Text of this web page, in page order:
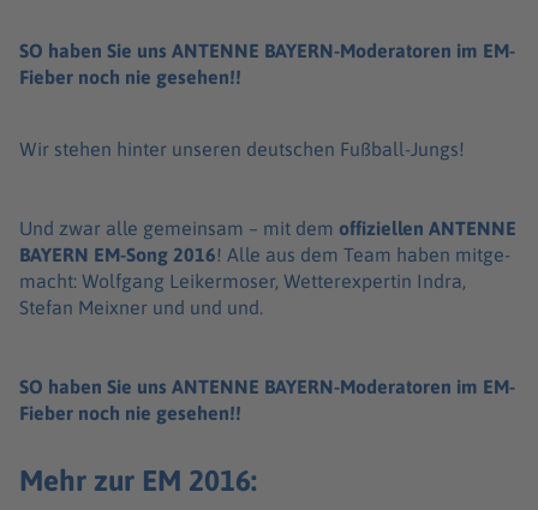
SO haben Sie uns ANTENNE BAYERN-Mode­ra­to­ren im EM-
Fieber noch nie gese­hen!!
Wir stehen hinter unse­ren deut­schen Fußball-Jungs!
Und zwar alle gemein­sam – mit dem offi­zi­el­len ANTENNE
BAYERN EM-Song 2016! Alle aus dem Team haben mitge­
macht: Wolf­gang Leiker­mo­ser, Wetter­ex­per­tin Indra,
Stefan Meix­ner und und und.
SO haben Sie uns ANTENNE BAYERN-Mode­ra­to­ren im EM-
Fieber noch nie gese­hen!!
Mehr zur EM 2016: